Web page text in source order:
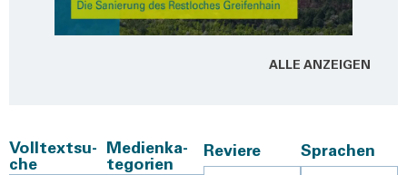
ALLE ANZEI­GEN
Voll­text­su­
che
Medi­en­ka­
te­go­rien
Revie­re Spra­chen